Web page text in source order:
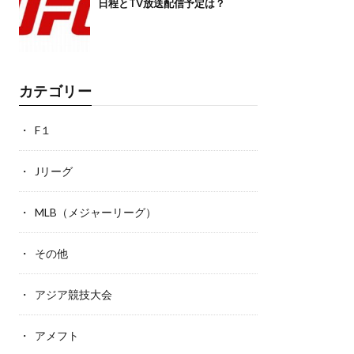
日程とTV放送配信予定は？
カテゴリー
F１
Jリーグ
MLB（メジャーリーグ）
その他
アジア競技大会
アメフト